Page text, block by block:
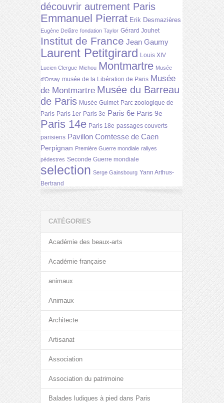
découvrir autrement Paris
Emmanuel Pierrat Erik Desmazières
Eugène Delâtre fondation Taylor Gérard Jouhet
Institut de France Jean Gaumy
Laurent Petitgirard Louis XIV
Lucien Clergue Michou Montmartre Musée
d'Orsay musée de la Libération de Paris Musée
de Montmartre Musée du Barreau
de Paris Musée Guimet Parc zoologique de
Paris Paris 1er Paris 3e Paris 6e Paris 9e
Paris 14e Paris 18e passages couverts
parisiens Pavillon Comtesse de Caen
Perpignan Première Guerre mondiale rallyes
pédestres Seconde Guerre mondiale
selection Serge Gainsbourg Yann Arthus-
Bertrand
CATÉGORIES
Académie des beaux-arts
Académie française
animaux
Animaux
Architecte
Artisanat
Association
Association du patrimoine
Balades ludiques à pied dans Paris